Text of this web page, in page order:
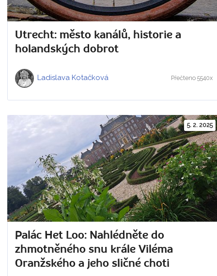
Utrecht: město kanálů, historie a
holandských dobrot
Ladislava Kotačková Přečteno 5540x
5. 2. 2025
Palác Het Loo: Nahlédněte do
zhmotněného snu krále Viléma
Oranžského a jeho sličné choti